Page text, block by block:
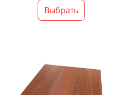
Выбрать